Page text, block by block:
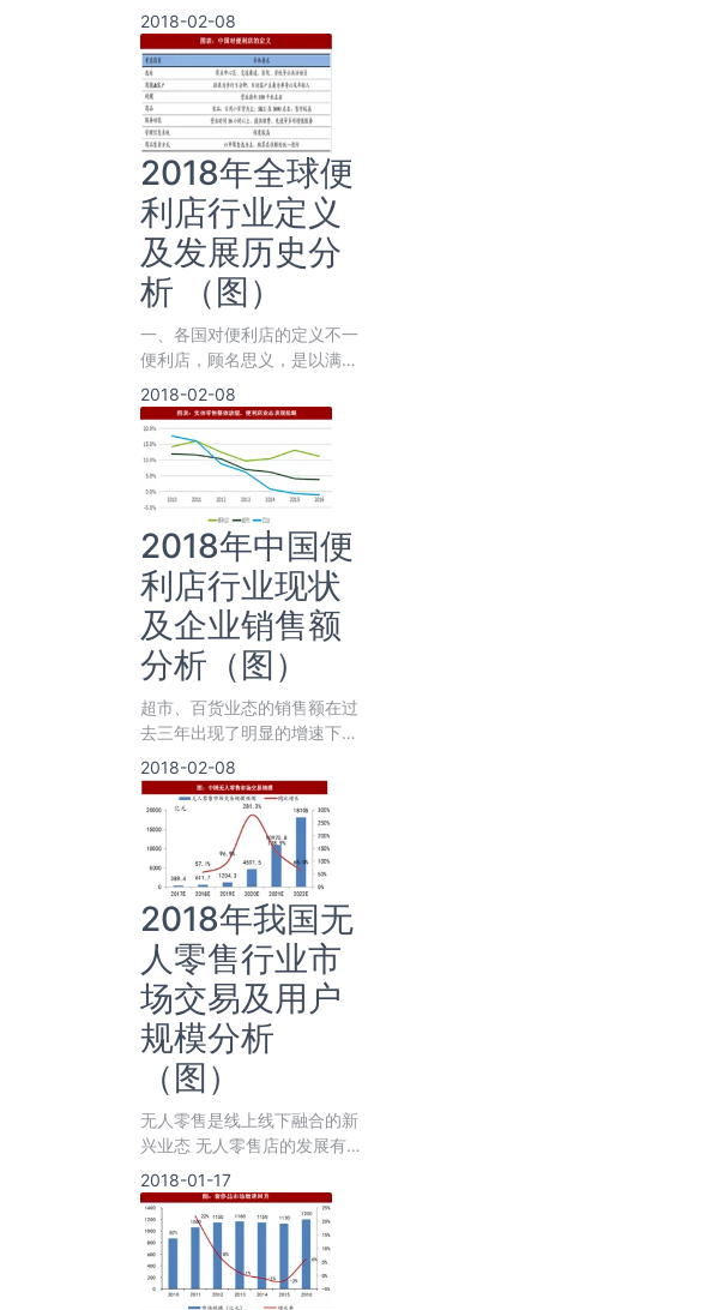
便利店55636家，实现营业
收入约&nbs
2018-02-08
2018年全球便
利店行业定义
及发展历史分
析 （图）
一、各国对便利店的定义不一
便利店，顾名思义，是以满足
顾客便利性需求为主要目的的
2018-02-08
2018年中国便
利店行业现状
及企业销售额
分析（图）
超市、百货业态的销售额在过
去三年出现了明显的增速下
滑，其中百货业态的销售额甚
至在2015年开始出现持续的
2018-02-08
2018年我国无
人零售行业市
场交易及用户
规模分析
（图）
无人零售是线上线下融合的新
兴业态 无人零售店的发展有
望颠覆线下零售产业，解放人
力
2018-01-17